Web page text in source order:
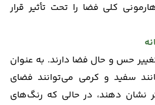
کلی فضا را تحت تأثیر قرار
حس و حال فضا دارند. به عنوان
سفید و کرمی می‌توانند فضای
نشان دهند، در حالی که رنگ‌های